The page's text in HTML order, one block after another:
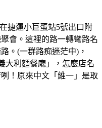
捷運小巨蛋站5號出口附
會。這裡的路一轉彎路名
。(一群路痴迷茫中)，
大利麵餐廰」，怎麼店名
！原來中文「維一」是取